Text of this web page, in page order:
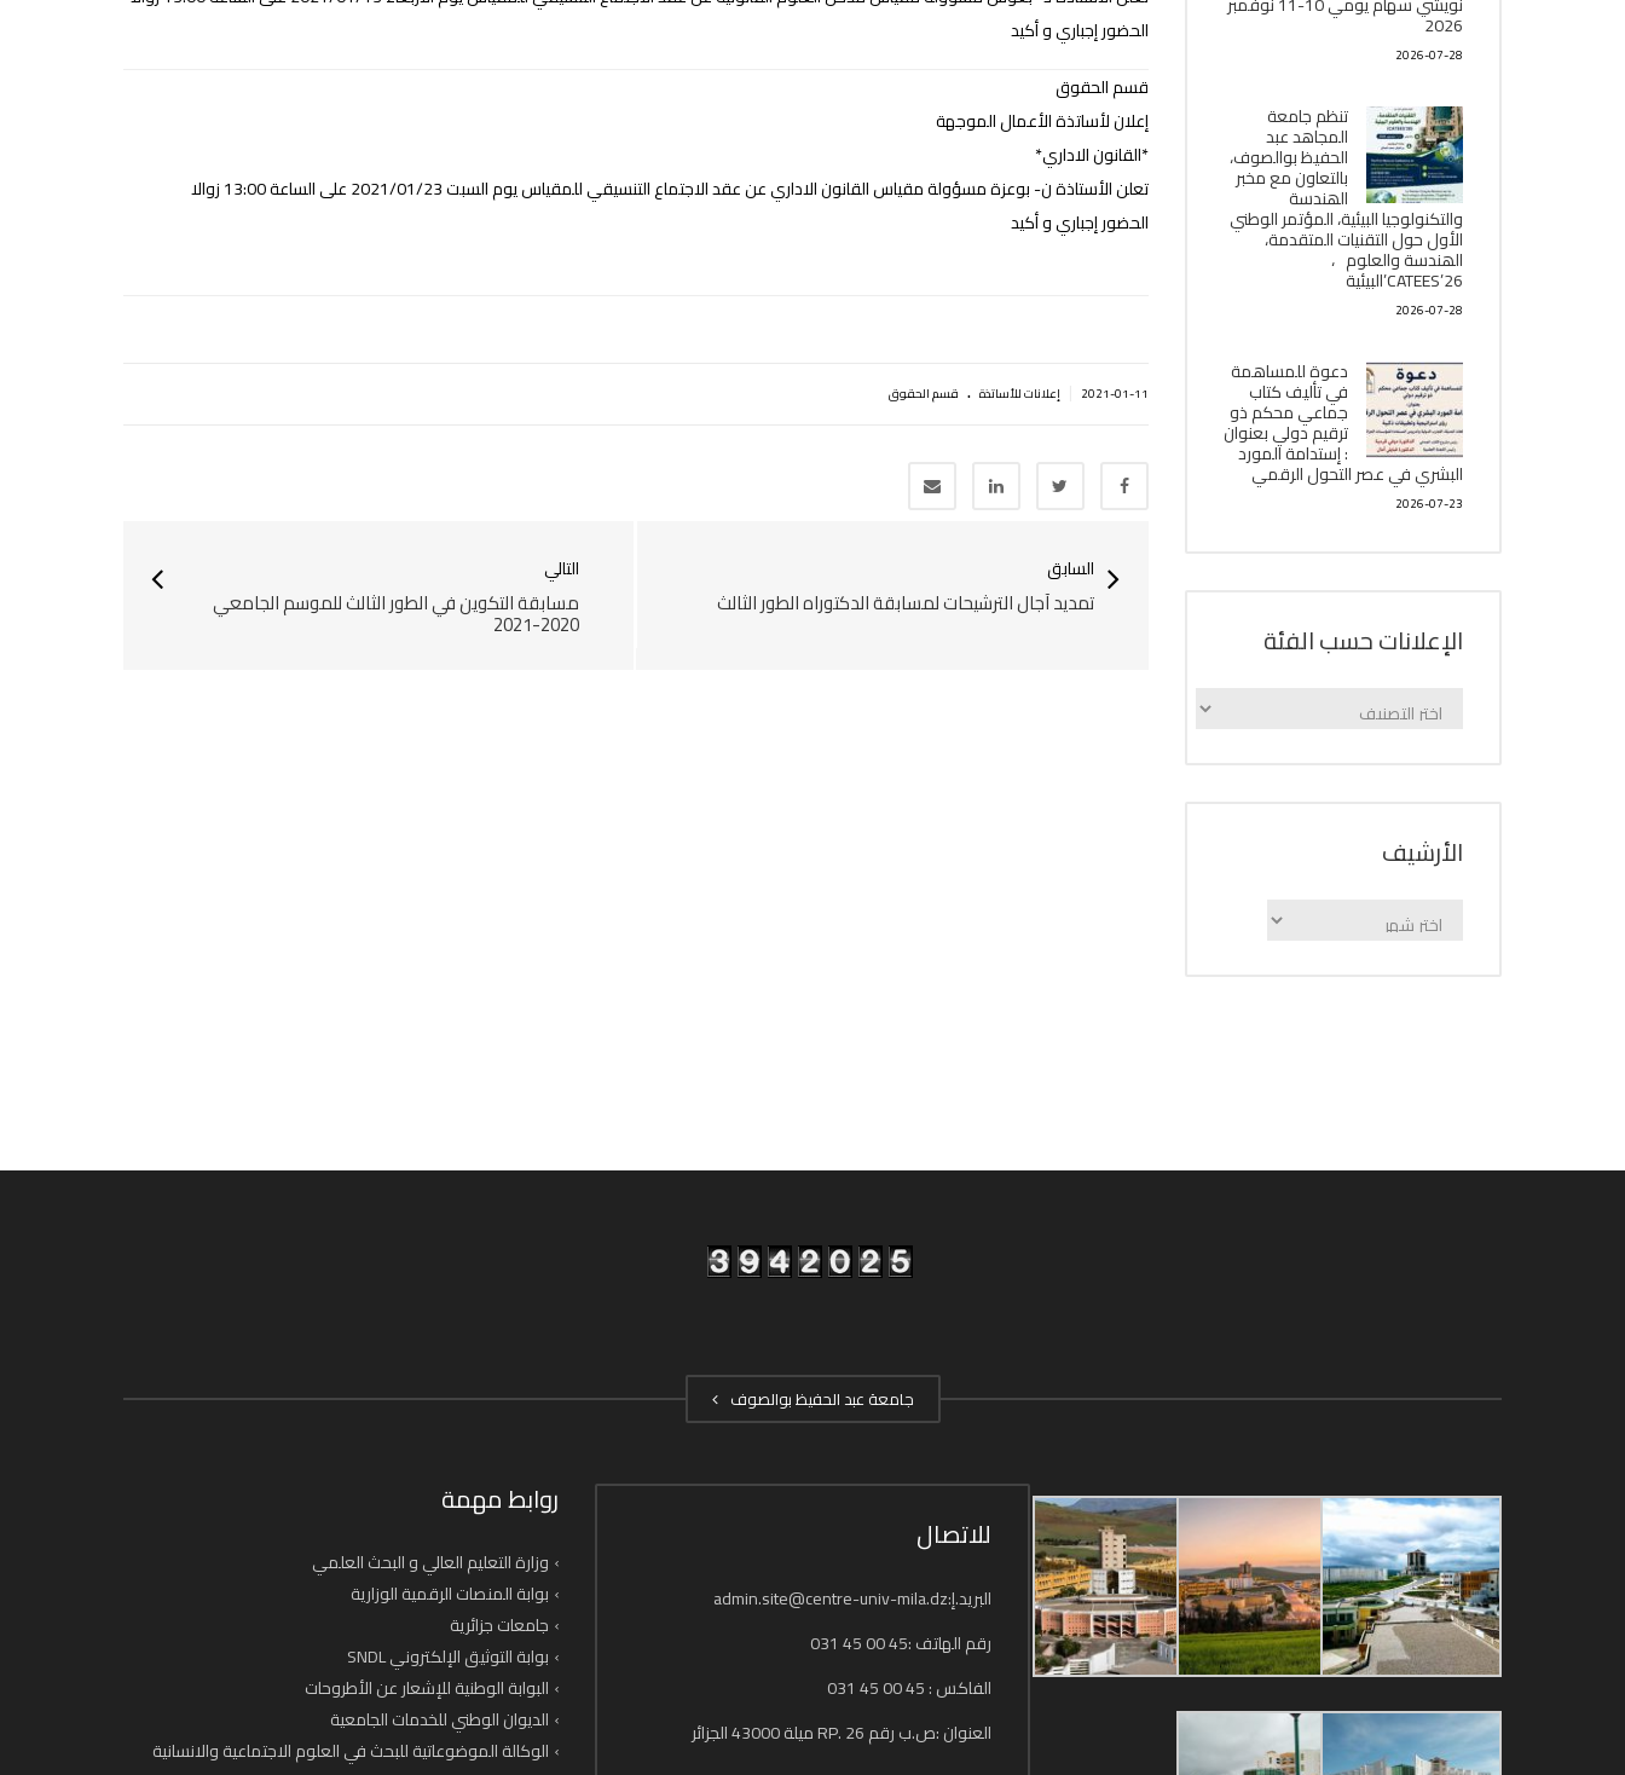
الحضور إجباري و أكيد
قسم الحقوق
إعلان لأساتذة اﻷعمال الموجهة
*القانون الاداري*
تعلن اﻷستاذة ن- بوعزة مسؤولة مقياس القانون الاداري عن عقد الاجتماع التنسيقي للمقياس يوم السبت 2021/01/23 على الساعة 13:00 زوالا
الحضور إجباري و أكيد
2021-01-11 إعلانات للأساتذة . قسم الحقوق
التالي
مسابقة التكوين في الطور الثالث للموسم الجامعي
2020-2021
السابق
تمديد آجال الترشيحات لمسابقة الدكتوراه الطور الثالث
2026
2026-07-28
تنظم جامعة
المجاهد عبد
الحفيظ بوالصوف،
بالتعاون مع مخبر
الھندسة
والتكنولوجيا البیئیة، المؤتمر الوطني
الأول حول التقنيات المتقدمة،
الھندسة والعلوم ،
CATEES’26’البیئية
2026-07-28
دعوة للمساهمة
في تأليف كتاب
جماعي محكم ذو
ترقيم دولي بعنوان
: إستدامة المورد
البشري في عصر التحول الرقمي
2026-07-23
الإعلانات حسب الفئة
الإعلانات
اﻷرشيف
اﻷرشيف
جامعة عبد الحفيظ بوالصوف
روابط مهمة
وزارة التعليم العالي و البحث العلمي
بوابة المنصات الرقمية الوزارية
جامعات جزائرية
بوابة التوثيق الإلكتروني SNDL
البوابة الوطنية للإشعار عن الأطروحات
الديوان الوطني للخدمات الجامعية
الوكالة الموضوعاتية للبحث في العلوم الاجتماعية والانسانية
للاتصال
البريد.إ:admin.site@centre-univ-mila.dz
رقم الهاتف :45 00 45 031
الفاكس : 45 00 45 031
العنوان :ص.ب رقم 26 .RP ميلة 43000 الجزائر